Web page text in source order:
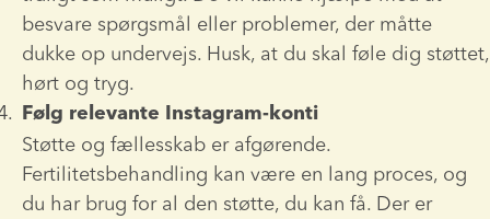
besvare spørgsmål eller problemer, der måtte
dukke op undervejs. Husk, at du skal føle dig støttet,
hørt og tryg.
Følg relevante Instagram-konti
Støtte og fællesskab er afgørende.
Fertilitetsbehandling kan være en lang proces, og
du har brug for al den støtte, du kan få. Der er